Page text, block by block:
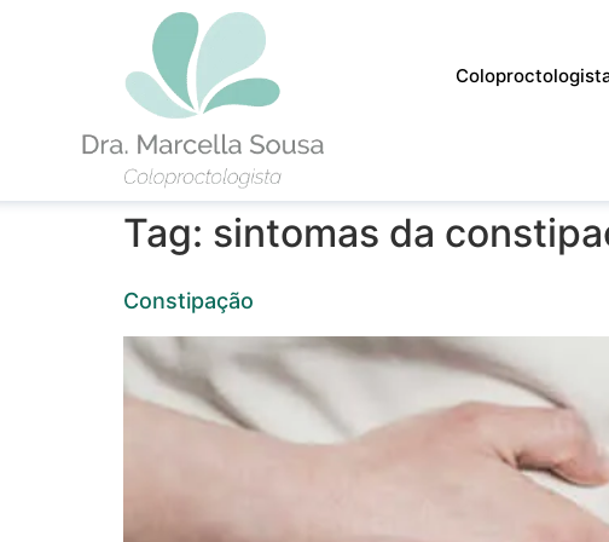
Tag: sintomas da
Constipação